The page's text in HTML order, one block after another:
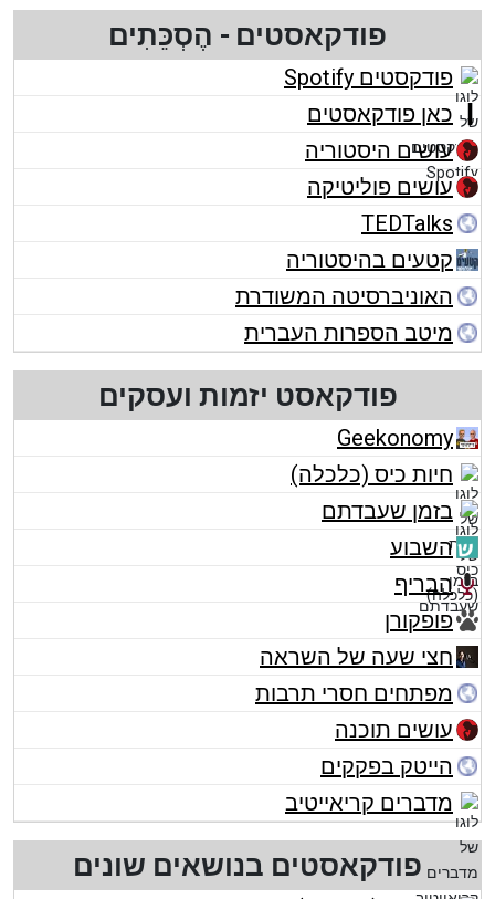
פודקאסטים - הֶסְכֵּתִים
פודקסטים Spotify
כאן פודקאסטים
עושים היסטוריה
עושים פוליטיקה
TEDTalks
קטעים בהיסטוריה
האוניברסיטה המשודרת
מיטב הספרות העברית
פודקאסט יזמות ועסקים
Geekonomy
חיות כיס (כלכלה)
בזמן שעבדתם
השבוע
הבריף
פופקורן
חצי שעה של השראה
מפתחים חסרי תרבות
עושים תוכנה
הייטק בפקקים
מדברים קריאייטיב
פודקאסטים בנושאים שונים